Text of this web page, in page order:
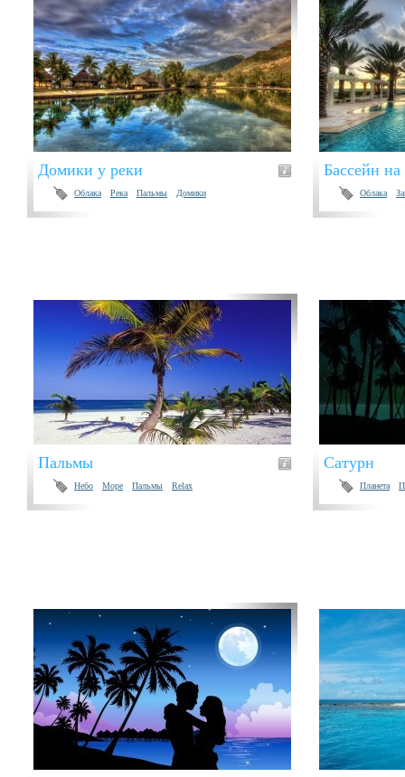
Домики у реки
Облака Река Пальмы Домики
Бассейн на
Облака
Пальмы
Небо Море Пальмы Relax
Сатурн
Планета